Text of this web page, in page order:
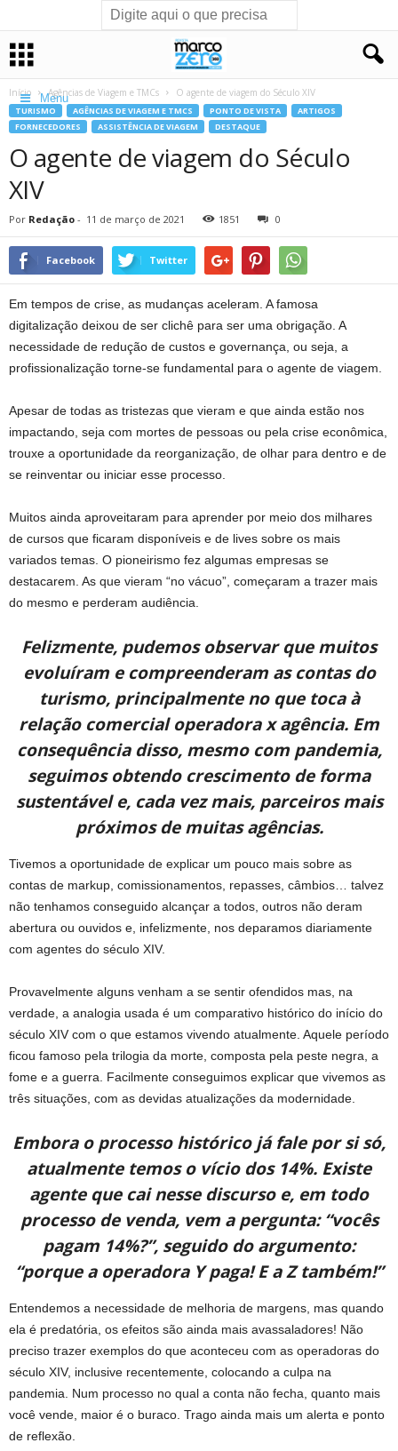
Menu
Início Agências de Viagem e TMCs O agente de viagem do Século XIV
TURISMO AGÊNCIAS DE VIAGEM E TMCS PONTO DE VISTA
ARTIGOS
FORNECEDORES
ASSISTÊNCIA DE VIAGEM DESTAQUE
O agente de viagem do Século
XIV
Por Redação - 11 de março de 2021 1851 0
Facebook Twitter
Em tempos de crise, as mudanças aceleram. A famosa
digitalização deixou de ser clichê para ser uma obrigação. A
necessidade de redução de custos e governança, ou seja, a
profissionalização torne-se fundamental para o agente de viagem.
Apesar de todas as tristezas que vieram e que ainda estão nos
impactando, seja com mortes de pessoas ou pela crise econômica,
trouxe a oportunidade da reorganização, de olhar para dentro e de
se reinventar ou iniciar esse processo.
Muitos ainda aproveitaram para aprender por meio dos milhares
de cursos que ficaram disponíveis e de lives sobre os mais
variados temas. O pioneirismo fez algumas empresas se
destacarem. As que vieram “no vácuo”, começaram a trazer mais
do mesmo e perderam audiência.
Felizmente, pudemos observar que muitos
evoluíram e compreenderam as contas do
turismo, principalmente no que toca à
relação comercial operadora x agência. Em
consequência disso, mesmo com pandemia,
seguimos obtendo crescimento de forma
sustentável e, cada vez mais, parceiros mais
próximos de muitas agências.
Tivemos a oportunidade de explicar um pouco mais sobre as
contas de markup, comissionamentos, repasses, câmbios… talvez
não tenhamos conseguido alcançar a todos, outros não deram
abertura ou ouvidos e, infelizmente, nos deparamos diariamente
com agentes do século XIV.
Provavelmente alguns venham a se sentir ofendidos mas, na
verdade, a analogia usada é um comparativo histórico do início do
século XIV com o que estamos vivendo atualmente. Aquele período
ficou famoso pela trilogia da morte, composta pela peste negra, a
fome e a guerra. Facilmente conseguimos explicar que vivemos as
três situações, com as devidas atualizações da modernidade.
Embora o processo histórico já fale por si só,
atualmente temos o vício dos 14%. Existe
agente que cai nesse discurso e, em todo
processo de venda, vem a pergunta: “vocês
pagam 14%?”, seguido do argumento:
“porque a operadora Y paga! E a Z também!”
Entendemos a necessidade de melhoria de margens, mas quando
ela é predatória, os efeitos são ainda mais avassaladores! Não
preciso trazer exemplos do que aconteceu com as operadoras do
século XIV, inclusive recentemente, colocando a culpa na
pandemia. Num processo no qual a conta não fecha, quanto mais
você vende, maior é o buraco. Trago ainda mais um alerta e ponto
de reflexão.